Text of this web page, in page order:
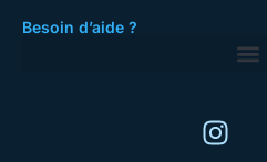
Besoin d’aide ?